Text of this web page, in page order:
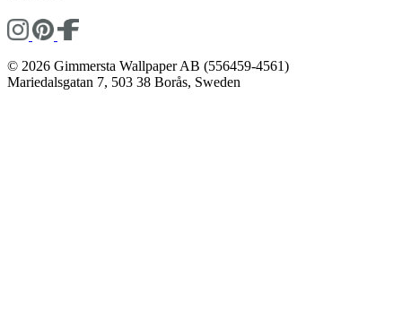
© 2026 Gimmersta Wallpaper AB (556459-4561)
Mariedalsgatan 7, 503 38 Borås, Sweden